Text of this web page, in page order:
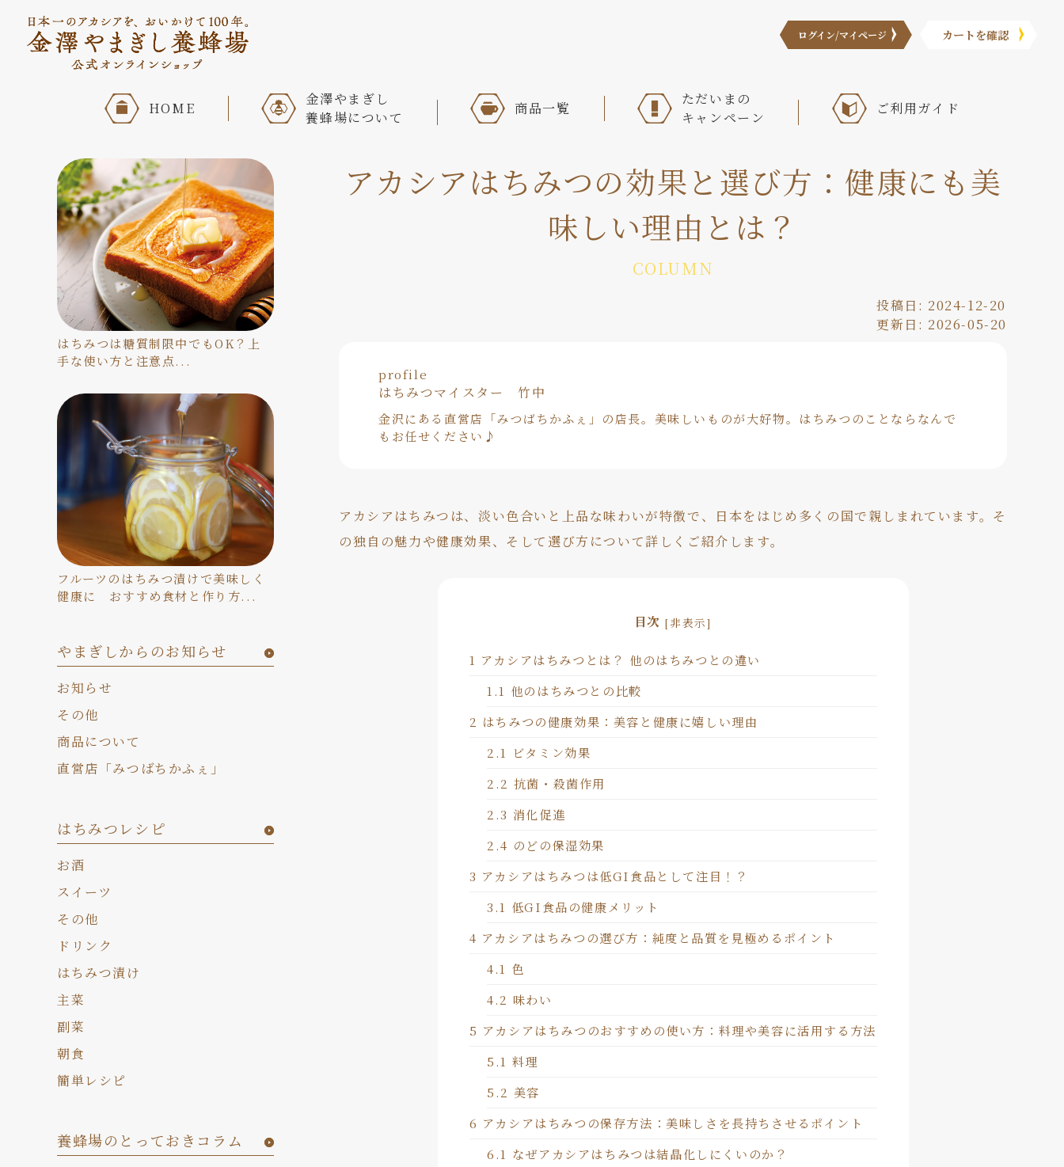
ログイン/マイページ カートを確認
HOME
金澤やまぎし
養蜂場について
商品一覧
ただいまの
キャンペーン
ご利⽤ガイド
はちみつは糖質制限中でもOK？上
手な使い方と注意点...
フルーツのはちみつ漬けで美味しく
健康に おすすめ食材と作り方...
やまぎしからのお知らせ
お知らせ
その他
商品について
直営店「みつばちかふぇ」
はちみつレシピ
お酒
スイーツ
その他
ドリンク
はちみつ漬け
主菜
副菜
朝食
簡単レシピ
養蜂場のとっておきコラム
アカシアはちみつの効果と選び方：健康にも美
味しい理由とは？
COLUMN
投稿日: 2024-12-20
更新日: 2026-05-20
profile
はちみつマイスター 竹中
金沢にある直営店「みつばちかふぇ」の店長。美味しいものが大好物。はちみつのことならなんで
もお任せください♪
アカシアはちみつは、淡い色合いと上品な味わいが特徴で、日本をはじめ多くの国で親しまれています。そ
の独自の魅力や健康効果、そして選び方について詳しくご紹介します。
目次 [非表示]
1 アカシアはちみつとは？ 他のはちみつとの違い
1.1 他のはちみつとの比較
2 はちみつの健康効果：美容と健康に嬉しい理由
2.1
ビタミン効果
2.2 抗菌・殺菌作用
2.3 消化促進
2.4 のどの保湿効果
3 アカシアはちみつは低GI食品として注目！？
3.1 低GI食品の健康メリット
4 アカシアはちみつの選び方：純度と品質を見極めるポイント
4.1 色
4.2 味わい
5 アカシアはちみつのおすすめの使い方：料理や美容に活用する方法
5.1 料理
5.2 美容
6 アカシアはちみつの保存方法：美味しさを長持ちさせるポイント
6.1 なぜアカシアはちみつは結晶化しにくいのか？